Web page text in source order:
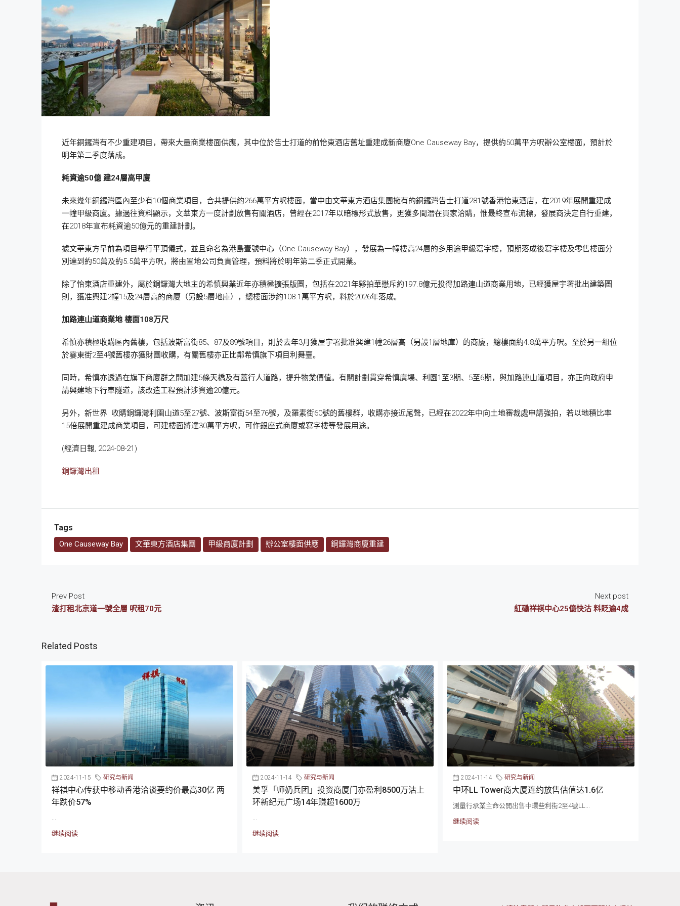
近年銅鑼灣有不少重建項目，帶來大量商業樓面供應，其中位於告士打道的前怡東酒店舊址重建成新商廈One Causeway Bay，提供約50萬平方呎辦公室樓面，預計於
明年第二季度落成。
耗資逾50億 建24層高甲廈
未來幾年銅鑼灣區內至少有10個商業項目，合共提供約266萬平方呎樓面，當中由文華東方酒店集團擁有的銅鑼灣告士打道281號香港怡東酒店，在2019年展開重建成
一幢甲級商廈。據過往資料顯示，文華東方一度計劃放售有關酒店，曾經在2017年以暗標形式放售，更獲多間潛在買家洽購，惟最終宣布流標，發展商決定自行重建，
在2018年宣布耗資逾50億元的重建計劃。
據文華東方早前為項目舉行平頂儀式，並且命名為港島壹號中心（One Causeway Bay），發展為一幢樓高24層的多用途甲級寫字樓，預期落成後寫字樓及零售樓面分
別達到約50萬及約5.5萬平方呎，將由置地公司負責管理，預料將於明年第二季正式開業。
除了怡東酒店重建外，屬於銅鑼灣大地主的希慎興業近年亦積極擴張版圖，包括在2021年夥拍華懋斥約197.8億元投得加路連山道商業用地，已經獲屋宇署批出建築圖
則，獲准興建2幢15及24層高的商廈（另設5層地庫），總樓面涉約108.1萬平方呎，料於2026年落成。
加路連山道商業地 樓面108万尺
希慎亦積極收購區內舊樓，包括波斯富街85、87及89號項目，則於去年3月獲屋宇署批准興建1幢26層高（另設1層地庫）的商廈，總樓面約4.8萬平方呎。至於另一組位
於霎東街2至4號舊樓亦獲財團收購，有關舊樓亦正比鄰希慎旗下項目利舞臺。
同時，希慎亦透過在旗下商廈群之間加建5條天橋及有蓋行人道路，提升物業價值。有關計劃貫穿希慎廣場、利園1至3期、5至6期，與加路連山道項目，亦正向政府申
請興建地下行車隧道，該改造工程預計涉資逾20億元。
另外，新世界 收購銅鑼灣利園山道5至27號、波斯富街54至76號，及羅素街60號的舊樓群，收購亦接近尾聲，已經在2022年中向土地審裁處申請強拍，若以地積比率
15倍展開重建成商業項目，可建樓面將達30萬平方呎，可作銀座式商廈或寫字樓等發展用途。
(經濟日報, 2024-08-21)
銅鑼灣出租
Tags
One Causeway Bay 文華東方酒店集團 甲級商廈計劃 辦公室樓面供應 銅鑼灣商廈重建
Prev Post
渣打租北京道一號全層 呎租70元
Next post
紅磡祥祺中心25億快沽 料貶逾4成
Related Posts
2024-11-15 研究与新闻
祥祺中心传获中移动香港洽谈要约价最高30亿 两
年跌价57%
继续阅读
2024-11-14 研究与新闻
美孚「师奶兵团」投资商厦门亦盈利8500万沽上
环新纪元广场14年赚超1600万
继续阅读
2024-11-14 研究与新闻
中环LL Tower商大厦连约放售估值达1.6亿
測量行承業主命公開出售中環些利街2至4號LL...
继续阅读